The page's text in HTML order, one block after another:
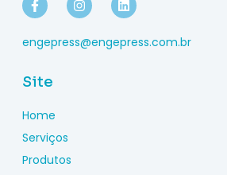
engepress@engepress.com.br
Site
Home
Serviços
Produtos